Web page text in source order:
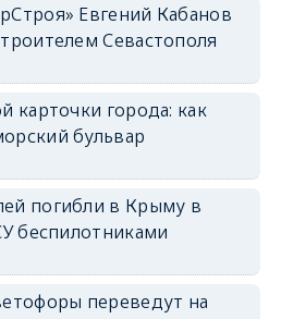
Евгений Кабанов
Севастополя
карточки города: как
бульвар
погибли в Крыму в
беспилотниками
переведут на